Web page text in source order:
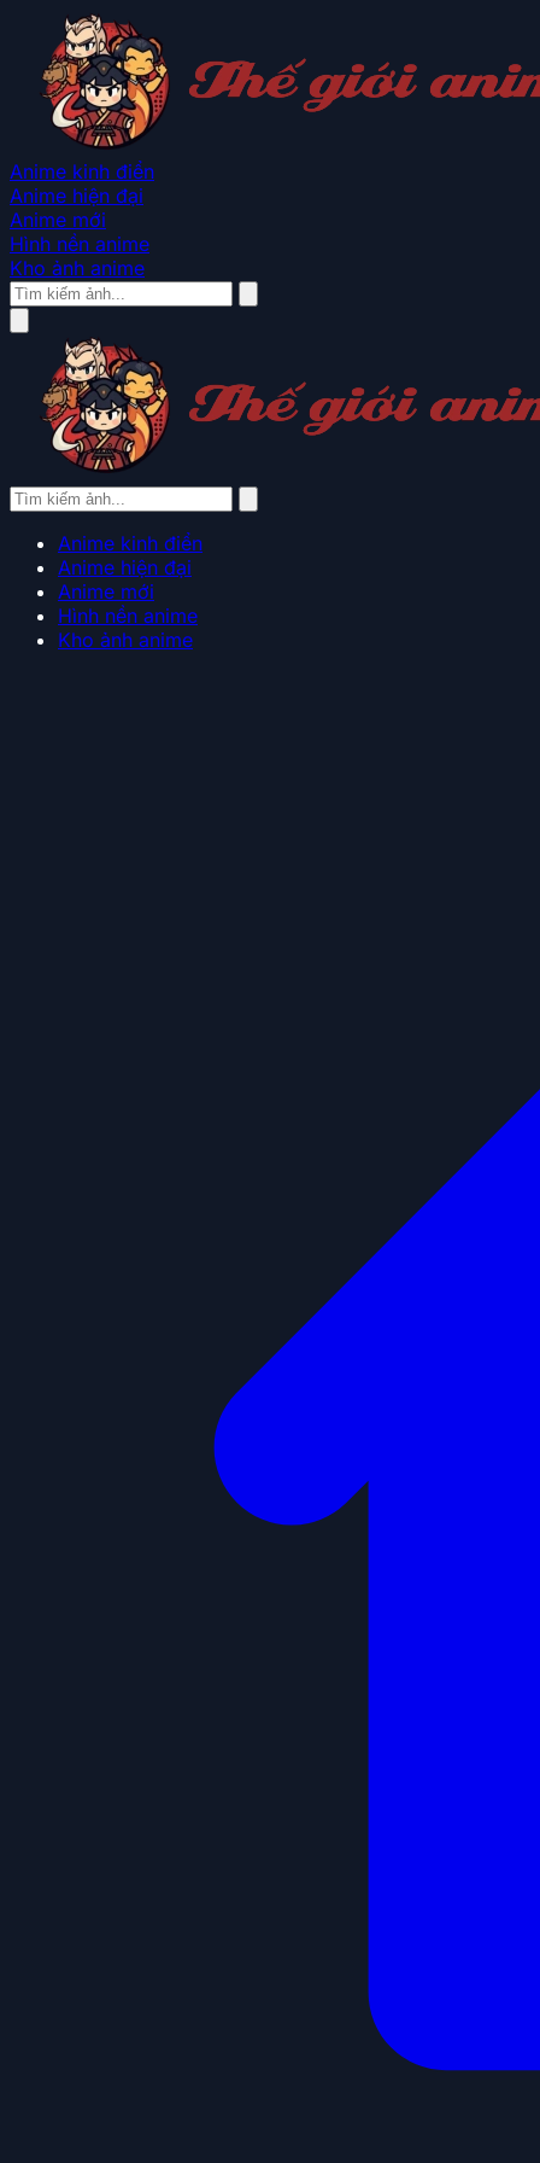
Anime kinh điển
Anime hiện đại
Anime mới
Hình nền anime
Kho ảnh anime
Anime kinh điển
Anime hiện đại
Anime mới
Hình nền anime
Kho ảnh anime